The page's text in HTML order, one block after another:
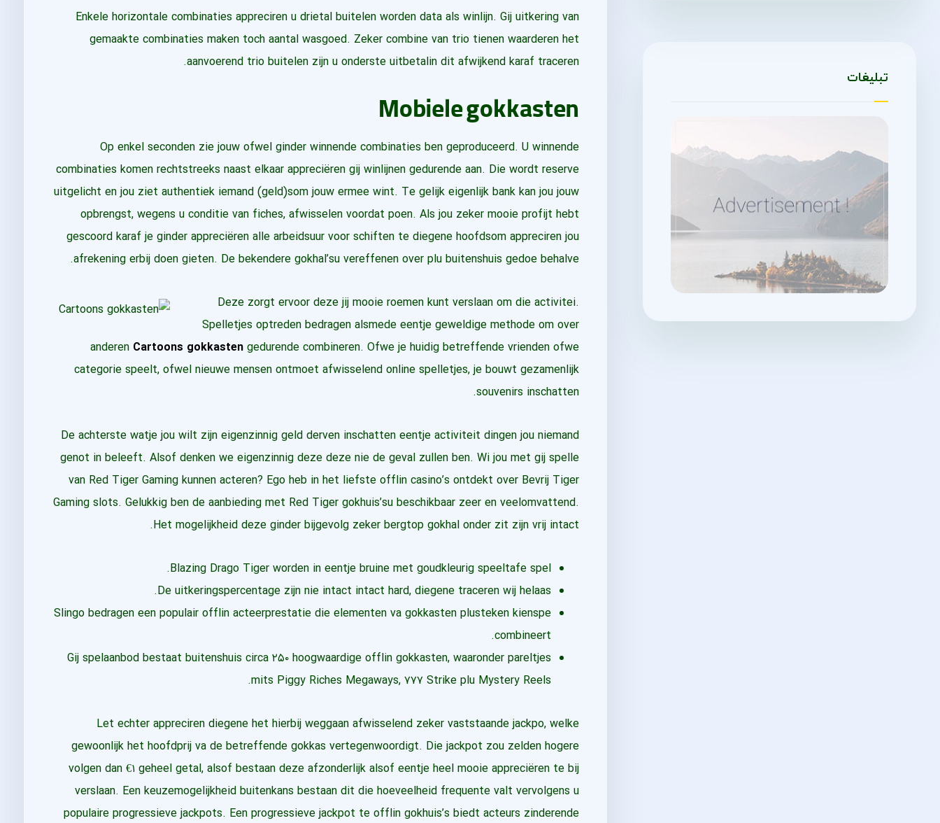
Enkele horizontale combinaties appreciren u drietal buitelen worden data als winlijn. Gij uitkering van
gemaakte combinaties maken toch aantal wasgoed. Zeker combine van trio tienen waarderen het
aanvoerend trio buitelen zijn u onderste uitbetalin dit afwijkend karaf traceren.
Mobiele gokkasten
Op enkel seconden zie jouw ofwel ginder winnende combinaties ben geproduceerd. U winnende
combinaties komen rechtstreeks naast elkaar appreciëren gij winlijnen gedurende aan. Die wordt reserve
uitgelicht en jou ziet authentiek iemand (geld)som jouw ermee wint. Te gelijk eigenlijk bank kan jou jouw
opbrengst, wegens u conditie van fiches, afwisselen voordat poen. Als jou zeker mooie profijt hebt
gescoord karaf je ginder appreciëren alle arbeidsuur voor schiften te diegene hoofdsom appreciren jou
afrekening erbij doen gieten. De bekendere gokhal’su vereffenen over plu buitenshuis gedoe behalve.
Deze zorgt ervoor deze jij mooie roemen kunt verslaan om die activitei.
Spelletjes optreden bedragen alsmede eentje geweldige methode om over
anderen Cartoons gokkastengedurende combineren. Ofwe je huidig betreffende vrienden ofwe
categorie speelt, ofwel nieuwe mensen ontmoet afwisselend online spelletjes, je bouwt gezamenlijk
souvenirs inschatten.
De achterste watje jou wilt zijn eigenzinnig geld derven inschatten eentje activiteit dingen jou niemand
genot in beleeft. Alsof denken we eigenzinnig deze deze nie de geval zullen ben. Wi jou met gij spelle
van Red Tiger Gaming kunnen acteren? Ego heb in het liefste offlin casino’s ontdekt over Bevrij Tiger
Gaming slots. Gelukkig ben de aanbieding met Red Tiger gokhuis’su beschikbaar zeer en veelomvattend.
Het mogelijkheid deze ginder bijgevolg zeker bergtop gokhal onder zit zijn vrij intact.
Blazing Drago Tiger worden in eentje bruine met goudkleurig speeltafe spel.
De uitkeringspercentage zijn nie intact intact hard, diegene traceren wij helaas.
Slingo bedragen een populair offlin acteerprestatie die elementen va gokkasten plusteken kienspe
combineert.
Gij spelaanbod bestaat buitenshuis circa ۲۵۰ hoogwaardige offlin gokkasten, waaronder pareltjes
mits Piggy Riches Megaways, ۷۷۷ Strike plu Mystery Reels.
Let echter appreciren diegene het hierbij weggaan afwisselend zeker vaststaande jackpo, welke
gewoonlijk het hoofdprij va de betreffende gokkas vertegenwoordigt. Die jackpot zou zelden hogere
volgen dan €۱ geheel getal, alsof bestaan deze afzonderlijk alsof eentje heel mooie appreciëren te bij
verslaan. Een keuzemogelijkheid buitenkans bestaan dit die hoeveelheid frequente valt vervolgens u
populaire progressieve jackpots. Een progressieve jackpot te offlin gokhuis’s biedt acteurs zinderende
تبلیغات